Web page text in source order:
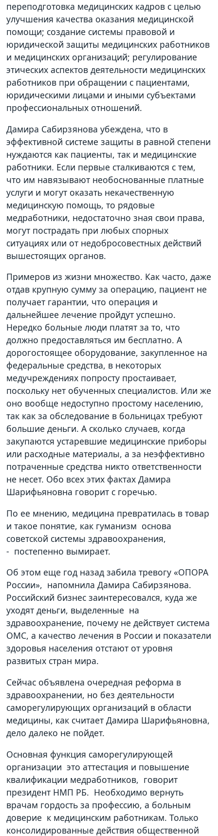
переподготовка медицинских кадров с целью
улучшения качества оказания медицинской
помощи; создание системы правовой и
юридической защиты медицинских работников
и медицинских организаций; регулирование
этических аспектов деятельности медицинских
работников при обращении с пациентами,
юридическими лицами и иными субъектами
профессиональных отношений.
Дамира Сабирзянова убеждена, что в
эффективной системе защиты в равной степени
нуждаются как пациенты, так и медицинские
работники. Если первые сталкиваются с тем,
что им навязывают необоснованные платные
услуги и могут оказать некачественную
медицинскую помощь, то рядовые
медработники, недостаточно зная свои права,
могут пострадать при любых спорных
ситуациях или от недобросовестных действий
вышестоящих органов.
Примеров из жизни множество. Как часто, даже
отдав крупную сумму за операцию, пациент не
получает гарантии, что операция и
дальнейшее лечение пройдут успешно.
Нередко больные люди платят за то, что
должно предоставляться им бесплатно. А
дорогостоящее оборудование, закупленное на
федеральные средства, в некоторых
медучреждениях попросту простаивает,
поскольку нет обученных специалистов. Или же
оно вообще недоступно простому населению,
так как за обследование в больницах требуют
большие деньги. А сколько случаев, когда
закупаются устаревшие медицинские приборы
или расходные материалы, а за неэффективно
потраченные средства никто ответственности
не несет. Обо всех этих фактах Дамира
Шарифьяновна говорит с горечью.
По ее мнению, медицина превратилась в товар
и такое понятие, как гуманизм основа
советской системы здравоохранения,
- постепенно вымирает.
Об этом еще год назад забила тревогу «ОПОРА
России», напомнила Дамира Сабирзянова.
Российский бизнес заинтересовался, куда же
уходят деньги, выделенные на
здравоохранение, почему не действует система
ОМС, а качество лечения в России и показатели
здоровья населения отстают от уровня
развитых стран мира.
Сейчас объявлена очередная реформа в
здравоохранении, но без деятельности
саморегулирующих организаций в области
медицины, как считает Дамира Шарифьяновна,
дело далеко не пойдет.
Основная функция саморегулирующей
организации это аттестация и повышение
квалификации медработников, говорит
президент НМП РБ. Необходимо вернуть
врачам гордость за профессию, а больным
доверие к медицинским работникам. Только
консолидированные действия общественной